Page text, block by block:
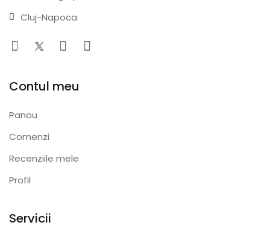
Cluj-Napoca
Contul meu
Panou
Comenzi
Recenziile mele
Profil
Servicii